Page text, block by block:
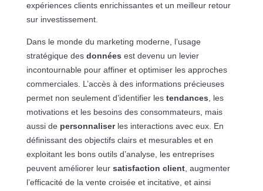
expériences clients enrichissantes et un meilleur retour
sur investissement.
Dans le monde du marketing moderne, l’usage
stratégique des données est devenu un levier
incontournable pour affiner et optimiser les approches
commerciales. L’accès à des informations précieuses
permet non seulement d’identifier les tendances , les
motivations et les besoins des consommateurs, mais
aussi de personnaliserles interactions avec eux. En
définissant des objectifs clairs et mesurables et en
exploitant les bons outils d’analyse, les entreprises
peuvent améliorer leur satisfaction client, augmenter
l’efficacité de la vente croisée et incitative, et ainsi